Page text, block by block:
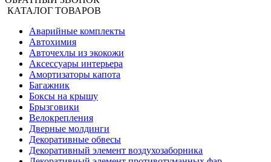
КАТАЛОГ ТОВАРОВ
Аварийные комплекты
Автохимия
Авточехлы из экокожи
Аксессуары интерьера
Амортизаторы капота
Багажник
Боксы на крышу
Брызговики
Велокрепления
Дверные молдинги
Декоративные обвесы
Декоративный элемент воздухозаборника